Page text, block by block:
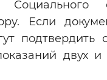
Социального
Если
подтвердить
двух и